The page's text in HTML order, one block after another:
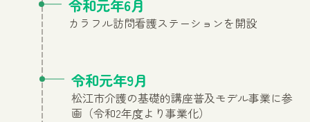
令和元年6月
カラフル訪問看護ステーションを開設
令和元年9月
松江市介護の基礎的講座普及モデル事業に参
画（令和2年度より事業化）